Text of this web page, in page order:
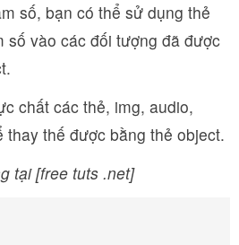
số, bạn có thể sử dụng thẻ
số vào các đối tượng đã được
chất các thẻ, img, audio,
thay thế được bằng thẻ object.
tại [free tuts .net]